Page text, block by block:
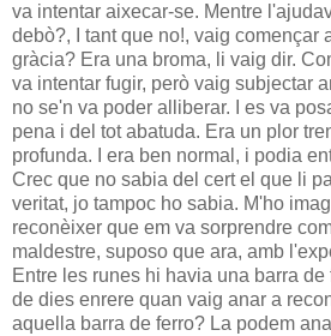
va intentar aixecar-se. Mentre
debò?, I tant que no!, vaig començar
gràcia? Era una broma, li vaig dir.
va intentar fugir, però vaig subjectar
no se'n va poder alliberar. I es va
pena i del tot abatuda. Era un plor
profunda. I era ben normal, i podia
Crec que no sabia del cert el que li
veritat, jo tampoc ho sabia. M'ho
reconèixer que em va sorprendre
maldestre, suposo que ara, amb
Entre les runes hi havia una barra
de dies enrere quan vaig anar a
aquella barra de ferro? La podem